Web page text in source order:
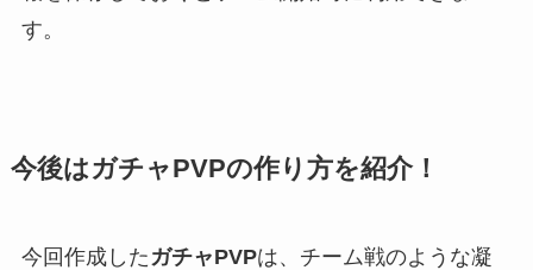
す。
今後はガチャPVPの作り方を紹介！
今回作成した ガチャPVPは、チーム戦のような凝